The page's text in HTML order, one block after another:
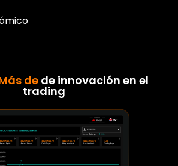
de de innovación en el
trading